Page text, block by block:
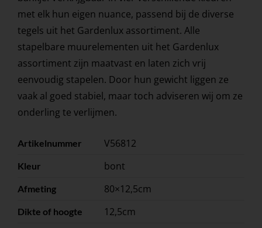
met elk hun eigen nuance, passend bij de diverse
tegels uit het Gardenlux assortiment. Alle
stapelbare muurelementen uit het Gardenlux
assortiment zijn maatvast en laten zich vrij
eenvoudig stapelen. Door hun gewicht liggen ze
vaak al goed stabiel, maar toch adviseren wij om ze
onderling te verlijmen.
Artikelnummer V56812
Kleur bont
Afmeting 80×12,5cm
Dikte of hoogte 12,5cm